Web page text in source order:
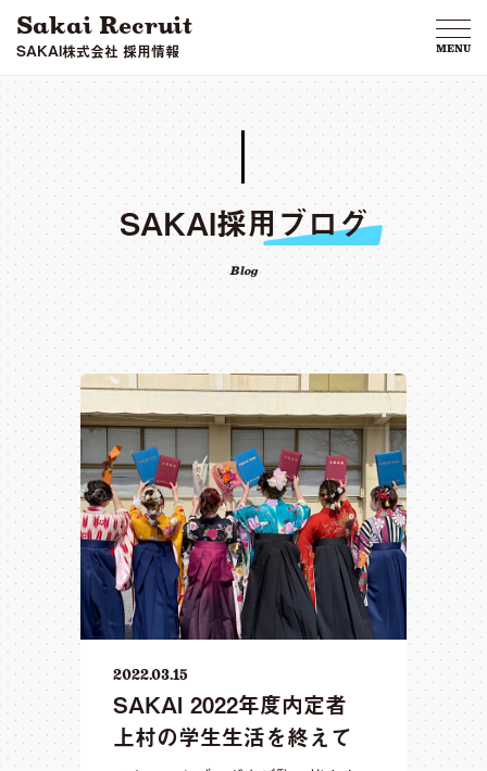
Sakai Recruit
SAKAI株式会社 採用情報 MENU
SAKAI採用ブログ
Blog
2022.03.15
SAKAI 2022年度内定者
上村の学生生活を終えて